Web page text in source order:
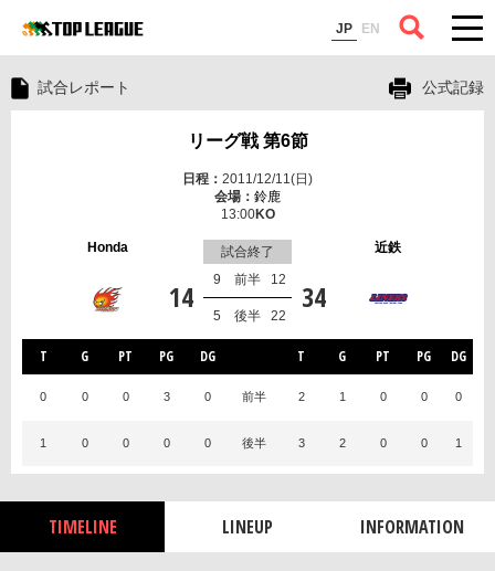
JP EN
コラム
試合レポート 公式記録
リーグ戦 第6節
2011/12/11(日)
鈴鹿
13:00
Honda 近鉄
試合終了
14 34
前半
9 12
後半
5 22
T G PT PG DG T G PT PG DG
0 0 0 3 0 前半 2 1 0 0 0
1 0 0 0 0 後半 3 2 0 0 1
TIMELINE LINEUP INFORMATION